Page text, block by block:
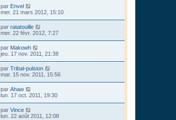
par Envel
mer. 21 mars 2012, 15:10
par ratatouille
mer. 22 févr. 2012, 7:27
par Makowh
jeu. 17 nov. 2011, 21:38
par Tribal-pulsion
mar. 15 nov. 2011, 15:56
par Ahaw
lun. 17 oct. 2011, 19:30
par Vince
lun. 22 août 2011, 12:08